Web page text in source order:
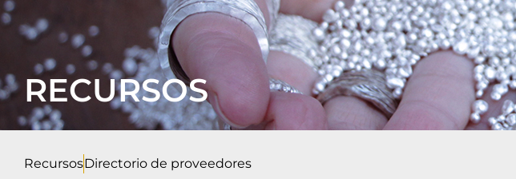
RECURSOS
RecursosDirectorio de proveedores